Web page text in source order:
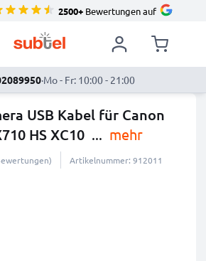
2500+Bewertungen auf
·Mo - Fr: 10:00 - 21:00
USB Kabel für Canon
HS XC10 ... mehr
Artikelnummer: 912011